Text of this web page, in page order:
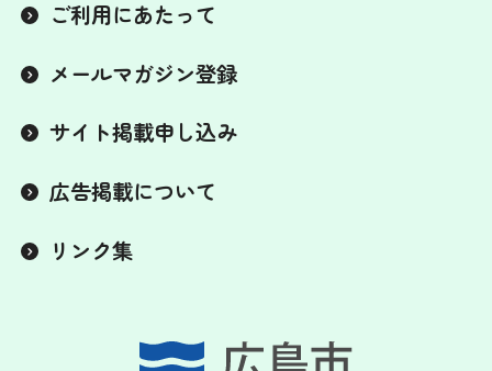
ご利用にあたって
メールマガジン登録
サイト掲載申し込み
広告掲載について
リンク集